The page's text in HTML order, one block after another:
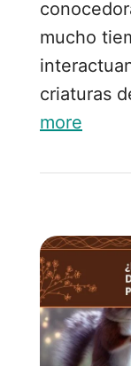
mucho
criaturas
more